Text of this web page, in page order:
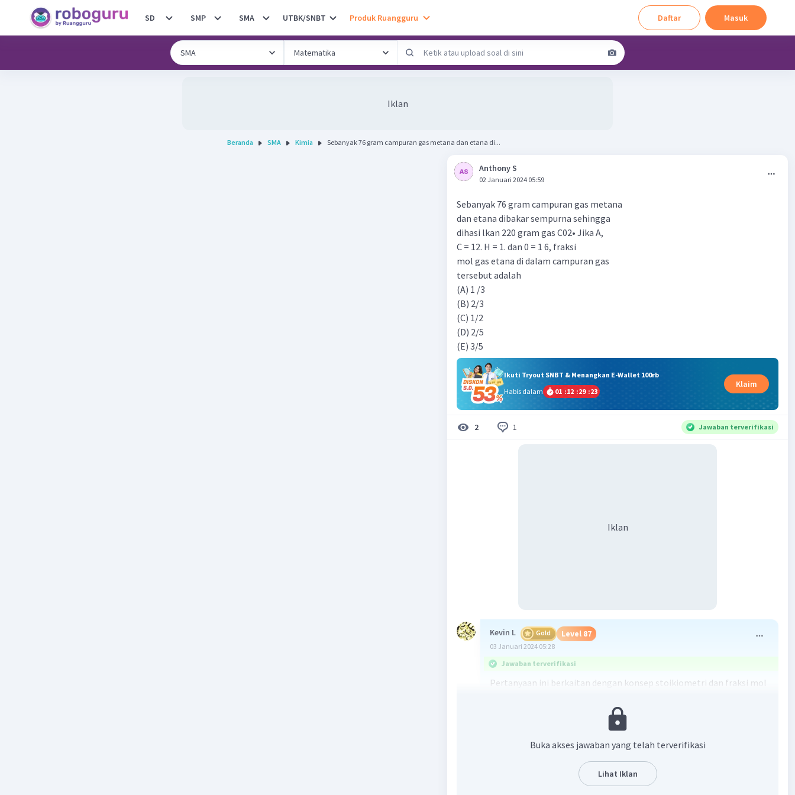
SD SMP SMA UTBK/SNBT Produk Ruangguru Daftar Masuk
Iklan
Beranda SMA Kimia Sebanyak 76 gram campuran gas metana dan etana di...
Anthony S
02 Januari 2024 05:59
Sebanyak 76 gram campuran gas metana
dan etana dibakar sempurna sehingga
dihasi lkan 220 gram gas C02• Jika A,
C = 12. H = 1. dan 0 = 1 6, fraksi
mol gas etana di dalam campuran gas
tersebut adalah
(A) 1 /3
(B) 2/3
(C) 1/2
(D) 2/5
(E) 3/5
Ikuti Tryout SNBT & Menangkan E-Wallet 100rb
Habis dalam
01 :12 :29 :23
Klaim
2 1 Jawaban terverifikasi
Iklan
Kevin L Gold Level 87
03 Januari 2024 05:28
Jawaban terverifikasi
Pertanyaan ini berkaitan dengan konsep stoikiometri dan fraksi mol
mol gas etana dalam campuran gas metana dan etana yang dibakar
sempurna sehingga menghasilkan 220 gram gas CO2.
Pertama, kita perlu mengetahui bahwa reaksi pembakaran
sempurna metana (CH4) dan etana (C2H6) menghasilkan gas karbon
Buka akses jawaban yang telah terverifikasi
Lihat Iklan